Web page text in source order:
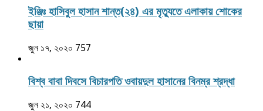
ইঞ্জিঃ হাসিবুল হাসান শান্ত(২৪) এর মৃত্যুতে এলাকায় শোকের
ছায়া
জুন ১৭, ২০২০ 757
বিশ্ব বাবা দিবসে বিচারপতি ওবায়দুল হাসানের বিনম্র শ্রদ্ধা
জুন ২১, ২০২০ 744